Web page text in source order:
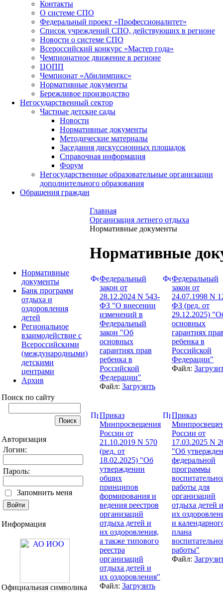
Контакты
О системе СПО
Федеральный проект «Профессионалитет»
Список учреждений СПО, действующих в регионе
Новости о системе СПО
Всероссийский конкурс «Мастер года»
Чемпионатное движение в регионе
ЦОПП
Чемпионат «Абилимпикс»
Нормативные документы
Бережливое производство
Негосударственный сектор
Частные детские сады
Новости
Нормативные документы
Методические материалы
Заседания дискуссионных площадок
Справочная информация
Форум
Негосударственные образовательные организации
дополнительного образования
Обращения граждан
Нормативные
документы
Банк программ
отдыха и
оздоровления
детей
Региональное
взаимодействие с
Всероссийскими
(международными)
детскими
центрами
Архив
Поиск по сайту
Авторизация
Логин:
Пароль:
Запомнить меня
Информация
Официальная символика
Главная
Организация летнего отдыха
Нормативные документы
Нормативные
Федеральный
закон от
28.12.2024 N 543-
ФЗ "О внесении
изменений в
Федеральный
закон "Об
основных
гарантиях прав
ребенка в
Российской
Федерации"
Файл: Загрузить
Федеральный
закон от
24.07.1998 N
ФЗ (ред. от
29.12.2025)
основных
гарантиях
ребенка в
Российской
Федерации"
Файл:
Приказ
Минпросвещения
России от
21.10.2019 N 570
(ред. от
18.02.2025) "Об
утверждении
общих
принципов
формирования и
ведения реестров
организаций
отдыха детей и
их оздоровления,
а также типового
реестра
организаций
отдыха детей и
их оздоровления"
Файл: Загрузить
Приказ
России от
17.03.2025 N
"Об
федеральной
программы
работы для
организаций
отдыха детей и
их
и
плана
работы"
Файл: